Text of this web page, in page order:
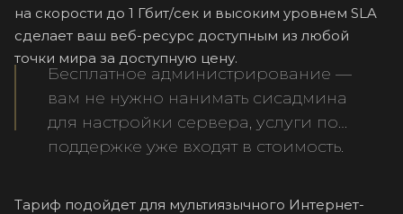
на скорости до 1 Гбит/сек и высоким уровнем SLA
сделает ваш веб-ресурс доступным из любой
точки мира за доступную цену.
Бесплатное администрирование —
вам не нужно нанимать сисадмина
для настройки сервера, услуги по
поддержке уже входят в стоимость.
Тариф подойдет для мультиязычного Интернет-